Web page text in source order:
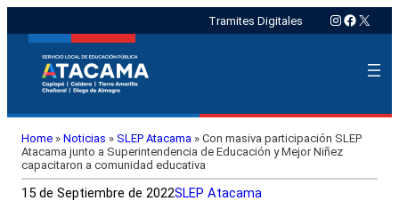
Tramites Digitales Instagram
X
Home » Noticias » SLEP Atacama » Con masiva participación SLEP
Atacama junto a Superintendencia de Educación y Mejor Niñez
capacitaron a comunidad educativa
15 de Septiembre de 2022SLEP Atacama